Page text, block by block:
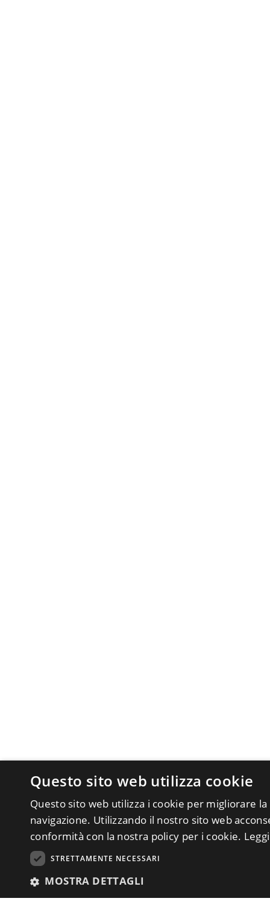
Questo sito web utilizza cookie
Questo sito web utilizza i cookie per migliorare
navigazione. Utilizzando il nostro sito web
conformità con la nostra policy per i cookie.
STRETTAMENTE NECESSARI
MOSTRA DETTAGLI